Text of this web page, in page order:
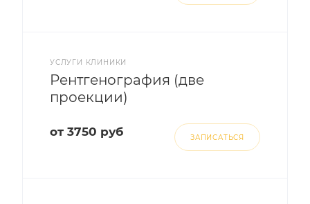
УСЛУГИ КЛИНИКИ
Рентгенография (две
проекции)
от 3750 руб ЗАПИСАТЬСЯ